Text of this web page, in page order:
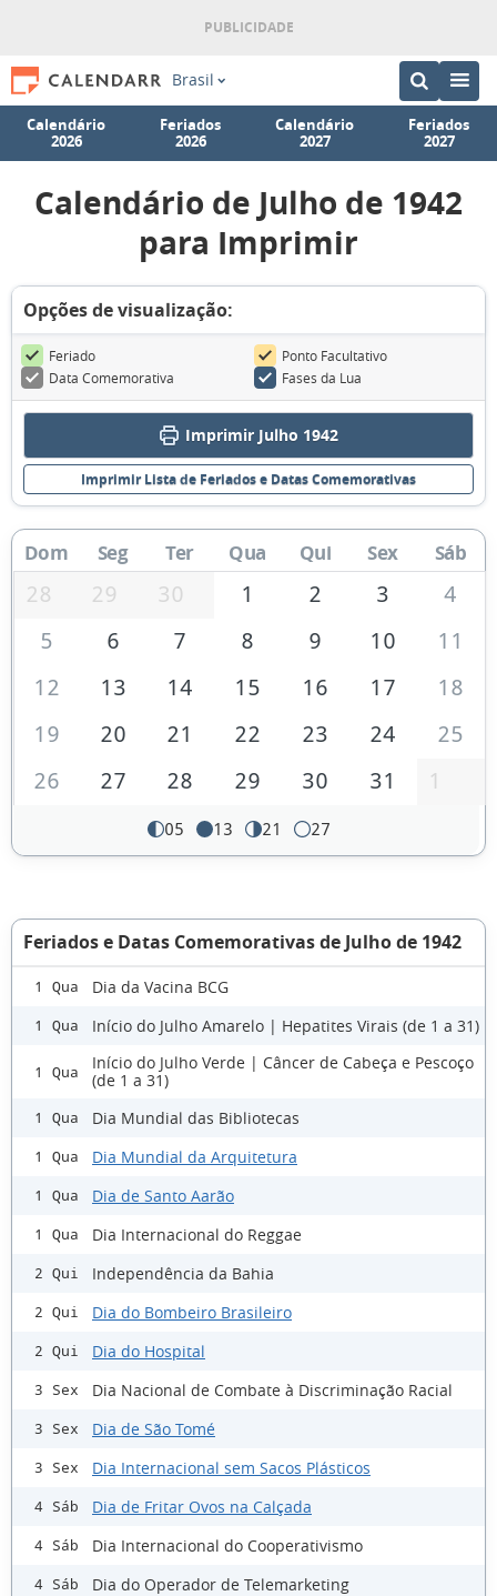
Brasil
Calendário
2026
Feriados
2026
Calendário
2027
Feriados
2027
Calendário de Julho de 1942
para Imprimir
Opções de visualização:
Feriado
Ponto Facultativo
Data Comemorativa
Fases da Lua
Imprimir Julho 1942
Imprimir Lista de Feriados e Datas Comemorativas
Dom Seg Ter Qua Qui Sex Sáb
28 29 30 1 2 3
4
5
6 7 8 9 10
11
12
13 14 15 16 17
18
19
20 21 22 23 24
25
26
27 28 29 30 31 1
05 13 21 27
Feriados e Datas Comemorativas de Julho de 1942
1 Qua Dia da Vacina BCG
1 Qua Início do Julho Amarelo | Hepatites Virais (de 1 a 31)
1 Qua
Início do Julho Verde | Câncer de Cabeça e Pescoço
(de 1 a 31)
1 Qua Dia Mundial das Bibliotecas
1 Qua Dia Mundial da Arquitetura
1 Qua Dia de Santo Aarão
1 Qua Dia Internacional do Reggae
2 Qui Independência da Bahia
2 Qui Dia do Bombeiro Brasileiro
2 Qui Dia do Hospital
3 Sex Dia Nacional de Combate à Discriminação Racial
3 Sex Dia de São Tomé
3 Sex Dia Internacional sem Sacos Plásticos
4 Sáb Dia de Fritar Ovos na Calçada
4 Sáb Dia Internacional do Cooperativismo
4 Sáb Dia do Operador de Telemarketing